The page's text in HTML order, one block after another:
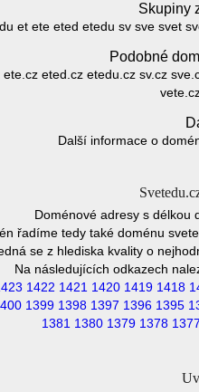
Skupiny
et ete eted etedu sv sve svet
Podobné
eted.cz etedu.cz sv.cz
Další informace o
Doménové adresy s délkou
řadíme tedy také doménu
se z hlediska kvality o
Na následujících odkazech
1422 1421 1420 1419 1418
1399 1398 1397 1396 1395
1381 1380 1379 1378 1377